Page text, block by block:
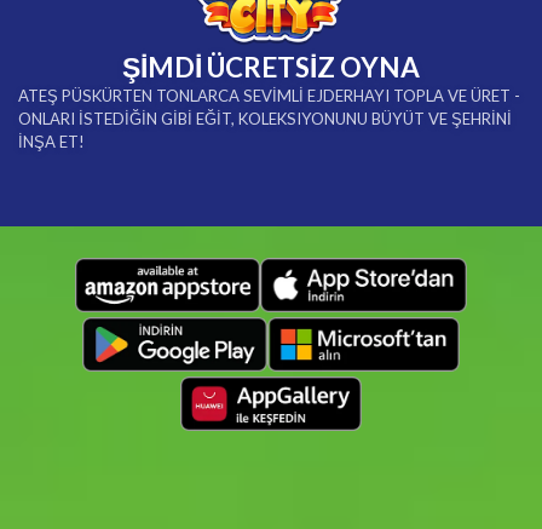
ŞİMDİ ÜCRETSİZ OYNA
ATEŞ PÜSKÜRTEN TONLARCA SEVİMLİ EJDERHAYI TOPLA VE ÜRET -
ONLARI İSTEDİĞİN GİBİ EĞİT, KOLEKSIYONUNU BÜYÜT VE ŞEHRİNİ
İNŞA ET!